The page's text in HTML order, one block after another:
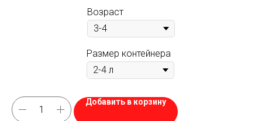
Возраст
Размер контейнера
Добавить в корзину